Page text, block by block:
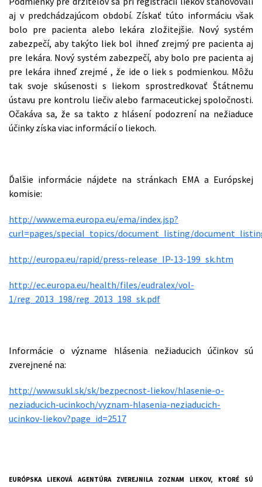
aj v predchádzajúcom období. Získať túto informáciu však
bolo pre pacienta alebo lekára zložitejšie. Nový systém
zabezpečí, aby takýto liek bol ihneď zrejmý pre pacienta aj
pre lekára. Nový systém zabezpečí, aby bolo pre pacienta aj
pre lekára ihneď zrejmé , že ide o liek s podmienkou. Môžu
tak svoje skúsenosti s liekom sprostredkovať Štátnemu
ústavu pre kontrolu liečiv alebo farmaceutickej spoločnosti.
Očakáva sa, že sa takto z hlásení podozrení na nežiaduce
účinky získa viac informácií o liekoch.
Ďalšie informácie nájdete na stránkach EMA a Európskej
komisie:
http://www.ema.europa.eu/ema/index.jsp?
curl=pages/special_topics/document_listing/
http://europa.eu/rapid/press-release_IP-13-199_sk.htm
http://ec.europa.eu/health/files/eudralex/vol-
1/reg_2013_198/reg_2013_198_sk.pdf
Informácie o význame hlásenia nežiaducich účinkov sú
zverejnené na:
http://www.sukl.sk/sk/bezpecnost-liekov/hlasenie-o-
neziaducich-ucinkoch/vyznam-hlasenia-neziaducich-
ucinkov-liekov?page_id=2517
EURÓPSKA LIEKOVÁ AGENTÚRA ZVEREJNILA ZOZNAM LIEKOV, KTORÉ SÚ